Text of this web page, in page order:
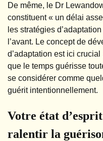
De même, le Dr
constituent « un délai
les stratégies
l’avant. Le concept de
d’adaptation est ici
que le temps guérisse
se considérer comme
guérit intentionnellement.
Votre état
ralentir la